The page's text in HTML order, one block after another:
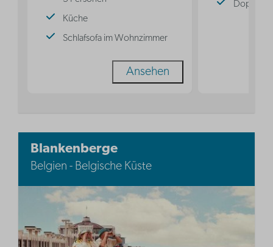
Küche
Schlafsofa im Wohnzimmer
Ansehen
Blankenberge
Belgien - Belgische Küste